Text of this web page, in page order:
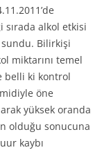
sırada alkol etkisi
Bilirkişi
miktarını temel
belli ki kontrol
öne
yüksek oranda
olduğu sonucuna
kaybı